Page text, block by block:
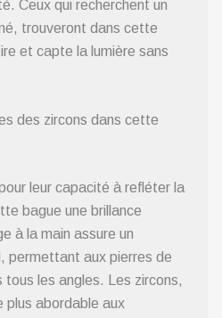
Ceux qui recherchent un
trouveront dans cette
et capte la lumière sans
des zircons dans cette
leur capacité à refléter la
bague une brillance
à la main assure un
permettant aux pierres de
tous les angles. Les zircons,
plus abordable aux